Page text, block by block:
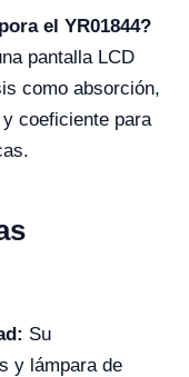
el YR01844?
pantalla LCD
como absorción,
coeficiente para
Su
y lámpara de